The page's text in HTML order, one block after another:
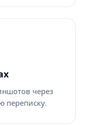
через
переписку.